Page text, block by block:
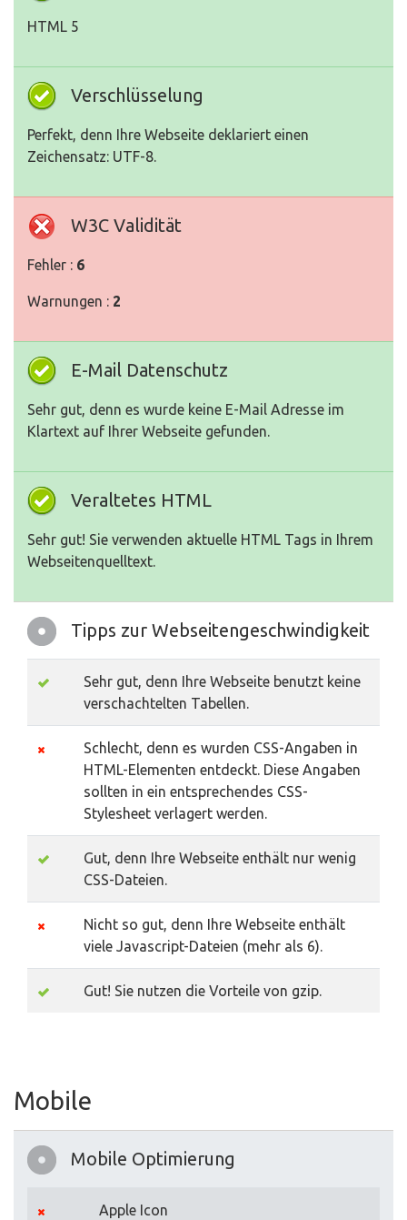
HTML 5
Verschlüsselung
Perfekt, denn Ihre Webseite deklariert einen
Zeichensatz: UTF-8.
W3C Validität
Fehler : 6
Warnungen : 2
E-Mail Datenschutz
Sehr gut, denn es wurde keine E-Mail Adresse im
Klartext auf Ihrer Webseite gefunden.
Veraltetes HTML
Sehr gut! Sie verwenden aktuelle HTML Tags in Ihrem
Webseitenquelltext.
Tipps zur Webseitengeschwindigkeit
Sehr gut, denn Ihre Webseite benutzt keine
verschachtelten Tabellen.
Schlecht, denn es wurden CSS-Angaben in
HTML-Elementen entdeckt. Diese Angaben
sollten in ein entsprechendes CSS-
Stylesheet verlagert werden.
Gut, denn Ihre Webseite enthält nur wenig
CSS-Dateien.
Nicht so gut, denn Ihre Webseite enthält
viele Javascript-Dateien (mehr als 6).
Gut! Sie nutzen die Vorteile von gzip.
Mobile
Mobile Optimierung
Apple Icon